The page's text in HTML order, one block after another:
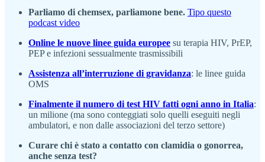
Parliamo di chemsex, parliamone bene. Tipo questo
podcast video
Online le nuove linee guida europee su terapia HIV, PrEP,
PEP e infezioni sessualmente trasmissibili
Assistenza all’interruzione di gravidanza: le linee guida
OMS
Finalmente il numero di test HIV fatti ogni anno in Italia:
un milione (ma sono conteggiati solo quelli eseguiti negli
ambulatori, e non dalle associazioni del terzo settore)
Curare chi è stato a contatto con clamidia o gonorrea,
anche senza test?